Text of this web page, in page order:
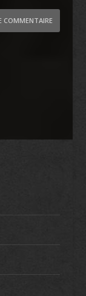
COMMENTAIRE